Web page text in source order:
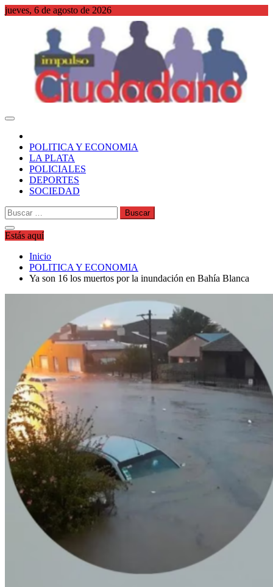
Saltar
jueves, 6 de agosto de 2026
POLITICA Y ECONOMIA
LA PLATA
POLICIALES
DEPORTES
SOCIEDAD
Buscar:
Estás aquí
Inicio
POLITICA Y ECONOMIA
Ya son 16 los muertos por la inundación en Bahía Blanca